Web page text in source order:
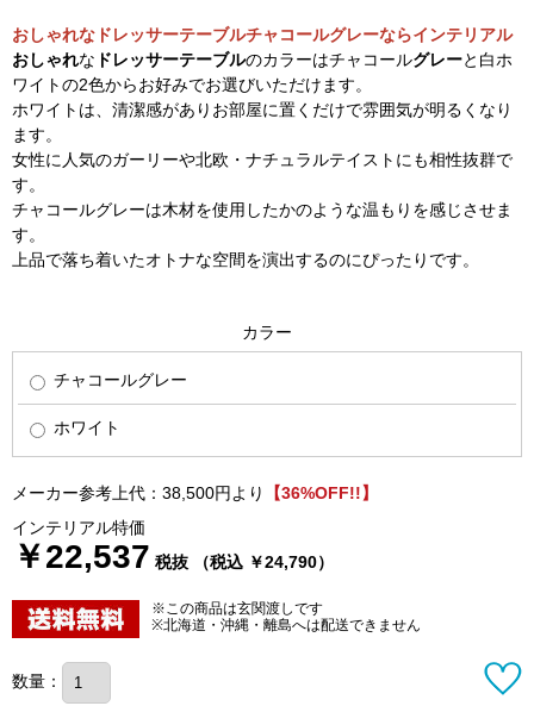
おしゃれなドレッサーテーブルチャコールグレーならインテリアル
おしゃれな ドレッサーテーブルのカラーはチャコールグレーと白ホ
ワイトの2色からお好みでお選びいただけます。
ホワイトは、清潔感がありお部屋に置くだけで雰囲気が明るくなり
ます。
女性に人気のガーリーや北欧・ナチュラルテイストにも相性抜群で
す。
チャコールグレーは木材を使用したかのような温もりを感じさせま
す。
上品で落ち着いたオトナな空間を演出するのにぴったりです。
カラー
チャコールグレー
ホワイト
メーカー参考上代：38,500円より
【36%OFF!!】
インテリアル特価
￥22,537 税抜 （税込 ￥24,790）
※この商品は玄関渡しです
※北海道・沖縄・離島へは配送できません
数量：